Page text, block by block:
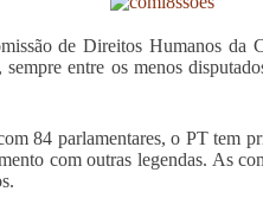
de Direitos Humanos da
entre os menos
84 parlamentares, o PT tem
com outras legendas. As